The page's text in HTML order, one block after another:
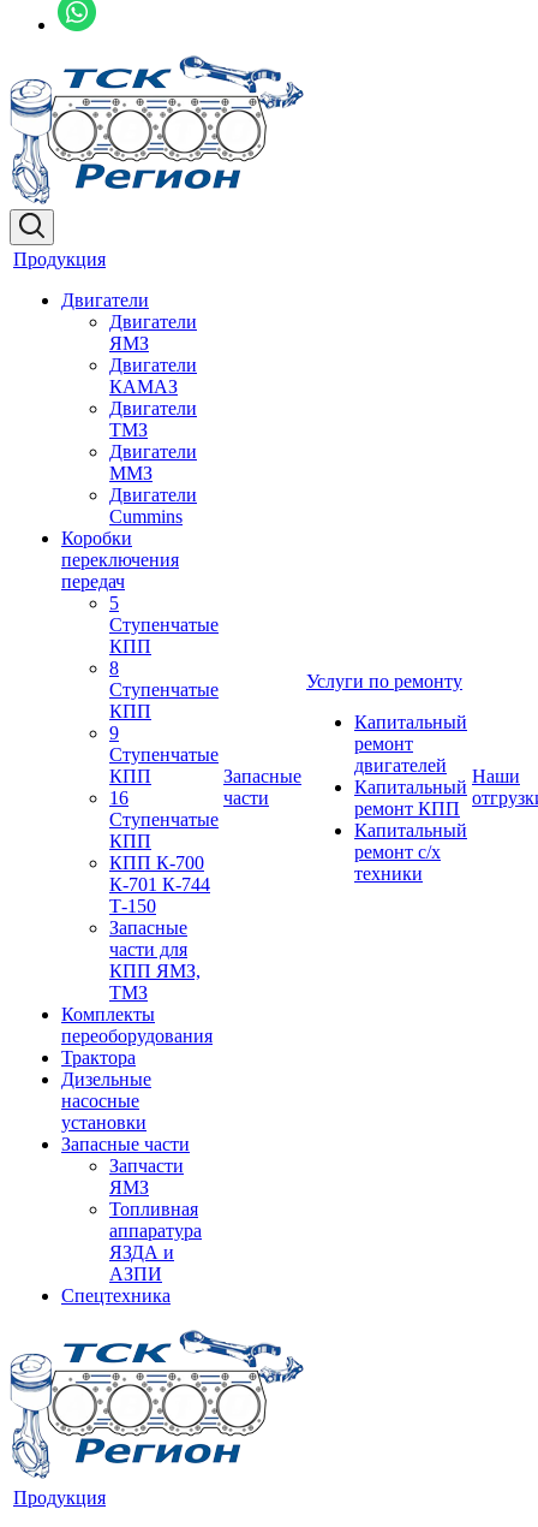
Продукция
Двигатели
Двигатели
ЯМЗ
Двигатели
КАМАЗ
Двигатели
ТМЗ
Двигатели
ММЗ
Двигатели
Cummins
Коробки
переключения
передач
5
Ступенчатые
КПП
8
Ступенчатые
КПП
9
Ступенчатые
КПП
16
Ступенчатые
КПП
КПП К-700
К-701 К-744
Т-150
Запасные
части для
КПП ЯМЗ,
ТМЗ
Комплекты
переоборудования
Трактора
Дизельные
насосные
установки
Запасные части
Запчасти
ЯМЗ
Топливная
аппаратура
ЯЗДА и
АЗПИ
Спецтехника
Запасные
части
Услуги по ремонту
Капитальный
ремонт
двигателей
Капитальный
ремонт КПП
Капитальный
ремонт с/х
техники
Наши
Продукция